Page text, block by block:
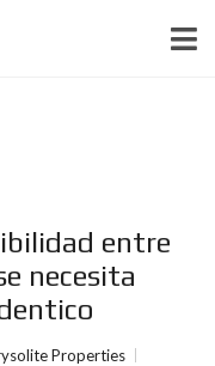
entre
necesita
Properties